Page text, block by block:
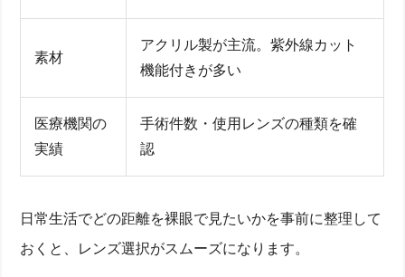
素材
アクリル製が主流。紫外線カット
機能付きが多い
医療機関の
実績
手術件数・使用レンズの種類を確
認
日常生活でどの距離を裸眼で見たいかを事前に整理して
おくと、レンズ選択がスムーズになります。